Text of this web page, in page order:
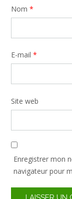
Nom *
E-mail *
Site web
Enregistrer mon
navigateur pour